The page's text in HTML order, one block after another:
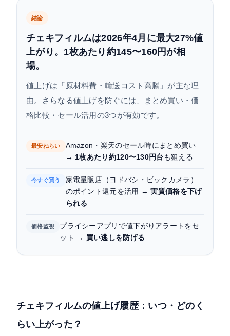
よくある質問
結論
チェキフィルムは2026年4月に最大27%値
上がり。1枚あたり約145〜160円が相
場。
値上げは「原材料費・輸送コスト高騰」が主な理
由。さらなる値上げを防ぐには、まとめ買い・価
格比較・セール活用の3つが有効です。
最安ねらい
Amazon・楽天のセール時にまとめ買い
→1枚あたり約120〜130円台 も狙える
今すぐ買う
家電量販店（ヨドバシ・ビックカメラ）
のポイント還元を活用 →実質価格を下げ
られる
価格監視
プライシーアプリで値下がりアラートをセ
ット → 買い逃しを防げる
チェキフィルムの値上げ履歴：いつ・どのく
らい上がった？